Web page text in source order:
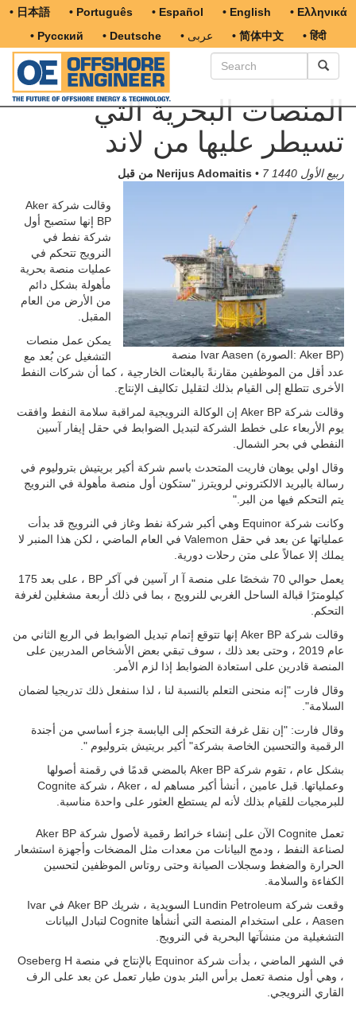
• 日本語 • Português • Español • English
• Ελληνικά
• Русский
• Deutsche • عربى • 简体中文 • हिंदी
المنصات البحرية التي
تسيطر عليها من لاند
من قبل Nerijus Adomaitis • 7 ربيع الأول 1440
منصة Ivar Aasen (الصورة: Aker BP)
وقالت شركة Aker
BP إنها ستصبح أول
شركة نفط في
النرويج تتحكم في
عمليات منصة بحرية
مأهولة بشكل دائم
من الأرض من العام
المقبل.
يمكن عمل منصات
التشغيل عن بُعد مع
عدد أقل من الموظفين مقارنةً بالبعثات الخارجية ، كما أن شركات النفط
الأخرى تتطلع إلى القيام بذلك لتقليل تكاليف الإنتاج.
وقالت شركة Aker BP إن الوكالة النرويجية لمراقبة سلامة النفط وافقت
يوم الأربعاء على خطط الشركة لتبديل الضوابط في حقل إيفار آسين
النفطي في بحر الشمال.
وقال اولي يوهان فاريت المتحدث باسم شركة أكير بريتيش بتروليوم في
رسالة بالبريد الالكتروني لرويترز "ستكون أول منصة مأهولة في النرويج
يتم التحكم فيها من البر."
وكانت شركة Equinor وهي أكبر شركة نفط وغاز في النرويج قد بدأت
عملياتها عن بعد في حقل Valemon في العام الماضي ، لكن هذا المنبر لا
يملك إلا عمالاً على متن رحلات دورية.
يعمل حوالي 70 شخصًا على منصة آ Iر آسين في آكر BP ، على بعد 175
كيلومترًا قبالة الساحل الغربي للنرويج ، بما في ذلك أربعة مشغلين لغرفة
التحكم.
وقالت شركة Aker BP إنها تتوقع إتمام تبديل الضوابط في الربع الثاني من
عام 2019 ، وحتى بعد ذلك ، سوف تبقي بعض الأشخاص المدربين على
المنصة قادرين على استعادة الضوابط إذا لزم الأمر.
وقال فارت "إنه منحنى التعلم بالنسبة لنا ، لذا سنفعل ذلك تدريجيا لضمان
السلامة".
وقال فارت: "إن نقل غرفة التحكم إلى اليابسة جزء أساسي من أجندة
الرقمية والتحسين الخاصة بشركة" أكير بريتيش بتروليوم ".
بشكل عام ، تقوم شركة Aker BP بالمضي قدمًا في رقمنة أصولها
وعملياتها. قبل عامين ، أنشأ أكبر مساهم له ، Aker ، شركة Cognite
للبرمجيات للقيام بذلك لأنه لم يستطع العثور على واحدة مناسبة.
تعمل Cognite الآن على إنشاء خرائط رقمية لأصول شركة Aker BP
لصناعة النفط ، ودمج البيانات من معدات مثل المضخات وأجهزة استشعار
الحرارة والضغط وسجلات الصيانة وحتى روتاس الموظفين لتحسين
الكفاءة والسلامة.
وقعت شركة Lundin Petroleum السويدية ، شريك Aker BP في Ivar
Aasen ، على استخدام المنصة التي أنشأها Cognite لتبادل البيانات
التشغيلية من منشآتها البحرية في النرويج.
في الشهر الماضي ، بدأت شركة Equinor بالإنتاج في منصة Oseberg H
، وهي أول منصة تعمل برأس البئر بدون طيار تعمل عن بعد على الرف
القاري النرويجي.